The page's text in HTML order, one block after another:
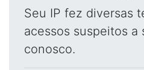
Seu IP fez diversas
acessos suspeitos a
conosco.